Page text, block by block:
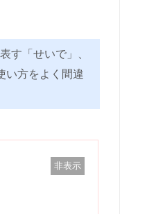
す「せいで」、
い方をよく間違
非表示